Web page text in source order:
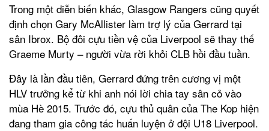
Trong một diễn biến khác, Glasgow Rangers cũng quyết
định chọn Gary McAllister làm trợ lý của Gerrard tại
sân Ibrox. Bộ đôi cựu tiền vệ của Liverpool sẽ thay thế
Graeme Murty – người vừa rời khỏi CLB hồi đầu tuần.
Đây là lần đầu tiên, Gerrard đứng trên cương vị một
HLV trưởng kể từ khi anh nói lời chia tay sân cỏ vào
mùa Hè 2015. Trước đó, cựu thủ quân của The Kop hiện
đang tham gia công tác huấn luyện ở đội U18 Liverpool.